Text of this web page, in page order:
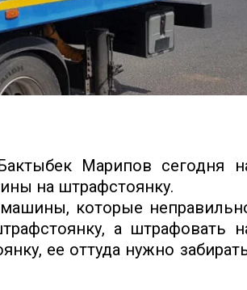
Марипов сегодня
на штрафстоянку.
которые
а штрафовать
ее оттуда нужно